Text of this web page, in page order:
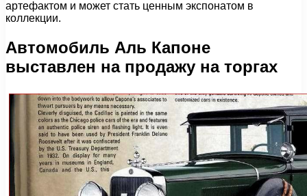
артефактом и может стать ценным экспонатом в
коллекции.
Автомобиль Аль Капоне
выставлен на продажу на торгах